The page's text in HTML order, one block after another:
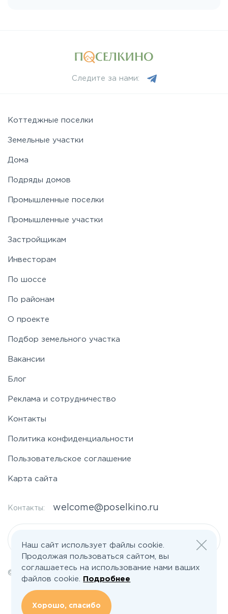
Следите за нами:
Коттеджные поселки
Земельные участки
Дома
Подряды домов
Промышленные поселки
Промышленные участки
Застройщикам
Инвесторам
По шоссе
По районам
О проекте
Подбор земельного участка
Вакансии
Блог
Реклама и сотрудничество
Контакты
Политика конфиденциальности
Пользовательское соглашение
Карта сайта
Контакты: welcome@poselkino.ru
© 2026 Все права защищены | poselkino.ru
ИП Маслов Дмитрий Валерьевич
ИНН 503406273833
+79647266008
142613, Московская область, Орехово-Зуево, ул. Северная, д.14, кв.145
Наш сайт использует файлы cookie.
Продолжая пользоваться сайтом, вы
соглашаетесь на использование нами ваших
файлов cookie.
Подробнее
Хорошо, спасибо